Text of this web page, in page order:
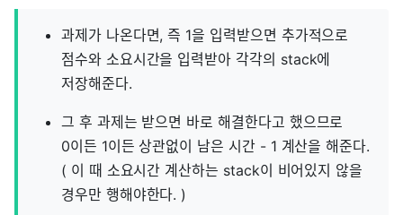
과제가 나온다면, 즉 1을 입력받으면 추가적으로
점수와 소요시간을 입력받아 각각의 stack에
저장해준다.
그 후 과제는 받으면 바로 해결한다고 했으므로
0이든 1이든 상관없이 남은 시간 - 1 계산을 해준다.
( 이 때 소요시간 계산하는 stack이 비어있지 않을
경우만 행해야한다. )